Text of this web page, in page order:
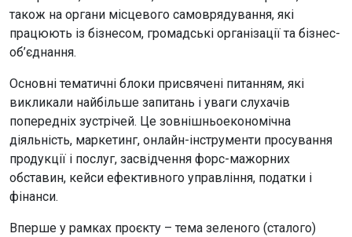
також на органи місцевого самоврядування, які
працюють із бізнесом, громадські організації та бізнес-
об’єднання.
Основні тематичні блоки присвячені питанням, які
викликали найбільше запитань і уваги слухачів
попередніх зустрічей. Це зовнішньоекономічна
діяльність, маркетинг, онлайн-інструменти просування
продукції і послуг, засвідчення форс-мажорних
обставин, кейси ефективного управління, податки і
фінанси.
Вперше у рамках проєкту – тема зеленого (сталого)